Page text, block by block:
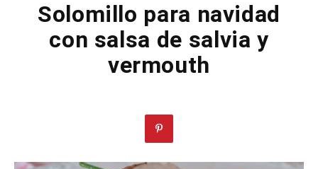
Solomillo para navidad
con salsa de salvia y
vermouth